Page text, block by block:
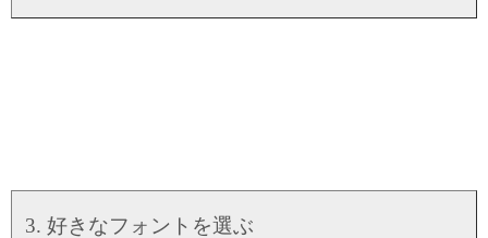
3. 好きなフォントを選ぶ